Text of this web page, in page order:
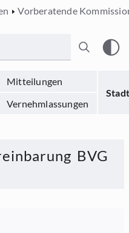
Vorberatende
Mitteilungen
Stadt
Vernehmlassungen
BVG